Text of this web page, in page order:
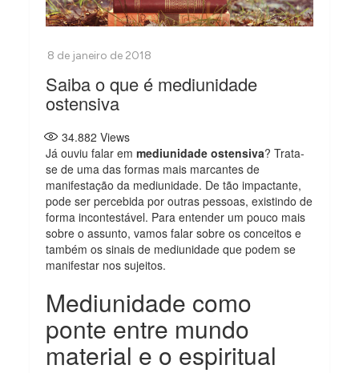
Saiba o que é mediunidade
ostensiva
34.882 Views
Já ouviu falar emmediunidade ostensiva? Trata-
se de uma das formas mais marcantes de
manifestação da mediunidade. De tão impactante,
pode ser percebida por outras pessoas, existindo de
forma incontestável. Para entender um pouco mais
sobre o assunto, vamos falar sobre os conceitos e
também os sinais de mediunidade que podem se
manifestar nos sujeitos.
Mediunidade como
ponte entre mundo
material e o espiritual